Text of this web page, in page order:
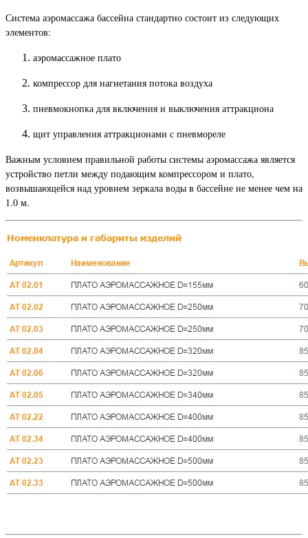
Система аэромассажа бассейна стандартно состоит из следующих
элементов:
аэромассажное плато
компрессор для нагнетания потока воздуха
пневмокнопка для включения и выключения аттракциона
щит управления аттракционами с пневмореле
Важным условием правильной работы системы аэромассажа является
устройство петли между подающим компрессором и плато,
возвышающейся над уровнем зеркала воды в бассейне не менее чем на
1.0 м.